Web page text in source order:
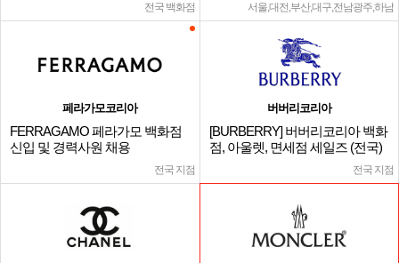
전국 백화점 서울,대전,부산,대구,전남광주,하남
페라가모코리아
FERRAGAMO 페라가모 백화점
신입 및 경력사원 채용
전국 지점
버버리코리아
[BURBERRY] 버버리코리아 백화
점, 아울렛, 면세점 세일즈 (전국)
전국 지점